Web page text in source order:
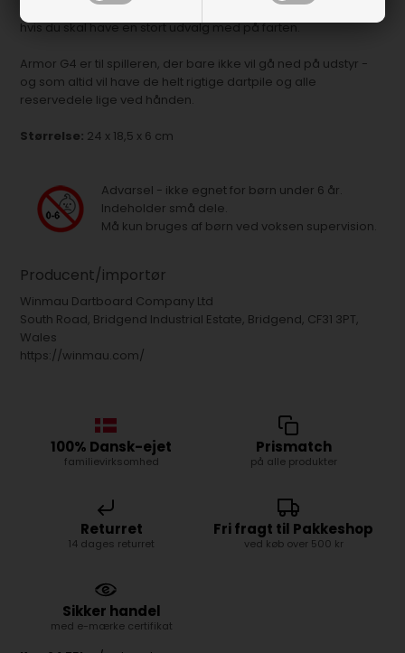
med plads til 12 dartpile (4 sæt) samt et hav af udstyr. Optimal
hvis du skal have en stort udvalg med på farten.
Armor G4 er til spilleren, der bare ikke vil gå ned på udstyr -
og som altid vil have de helt rigtige dartpile og alle
reservedele lige ved hånden.
Størrelse: 24 x 18,5 x 6 cm
Advarsel - ikke egnet for børn under 6 år.
Indeholder små dele.
Må kun bruges af børn ved voksen supervision.
Producent/importør
Winmau Dartboard Company Ltd
South Road, Bridgend Industrial Estate, Bridgend, CF31 3PT,
Wales
https://winmau.com/
100% Dansk-ejet
familievirksomhed
Prismatch
på alle produkter
Returret
14 dages returret
Fri fragt til Pakkeshop
ved køb over 500 kr
Sikker handel
med e-mærke certifikat